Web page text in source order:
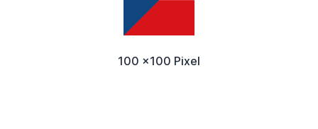
100 x100 Pixel